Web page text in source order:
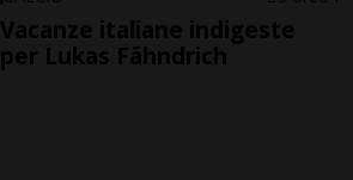
Vacanze italiane indigeste
per Lukas Fähndrich